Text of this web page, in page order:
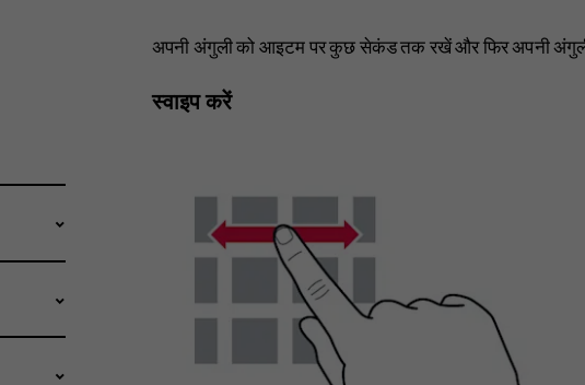
अपनी अंगुली को आइटम पर कुछ सेकंड तक रखें और फिर अपनी
स्वाइप करें